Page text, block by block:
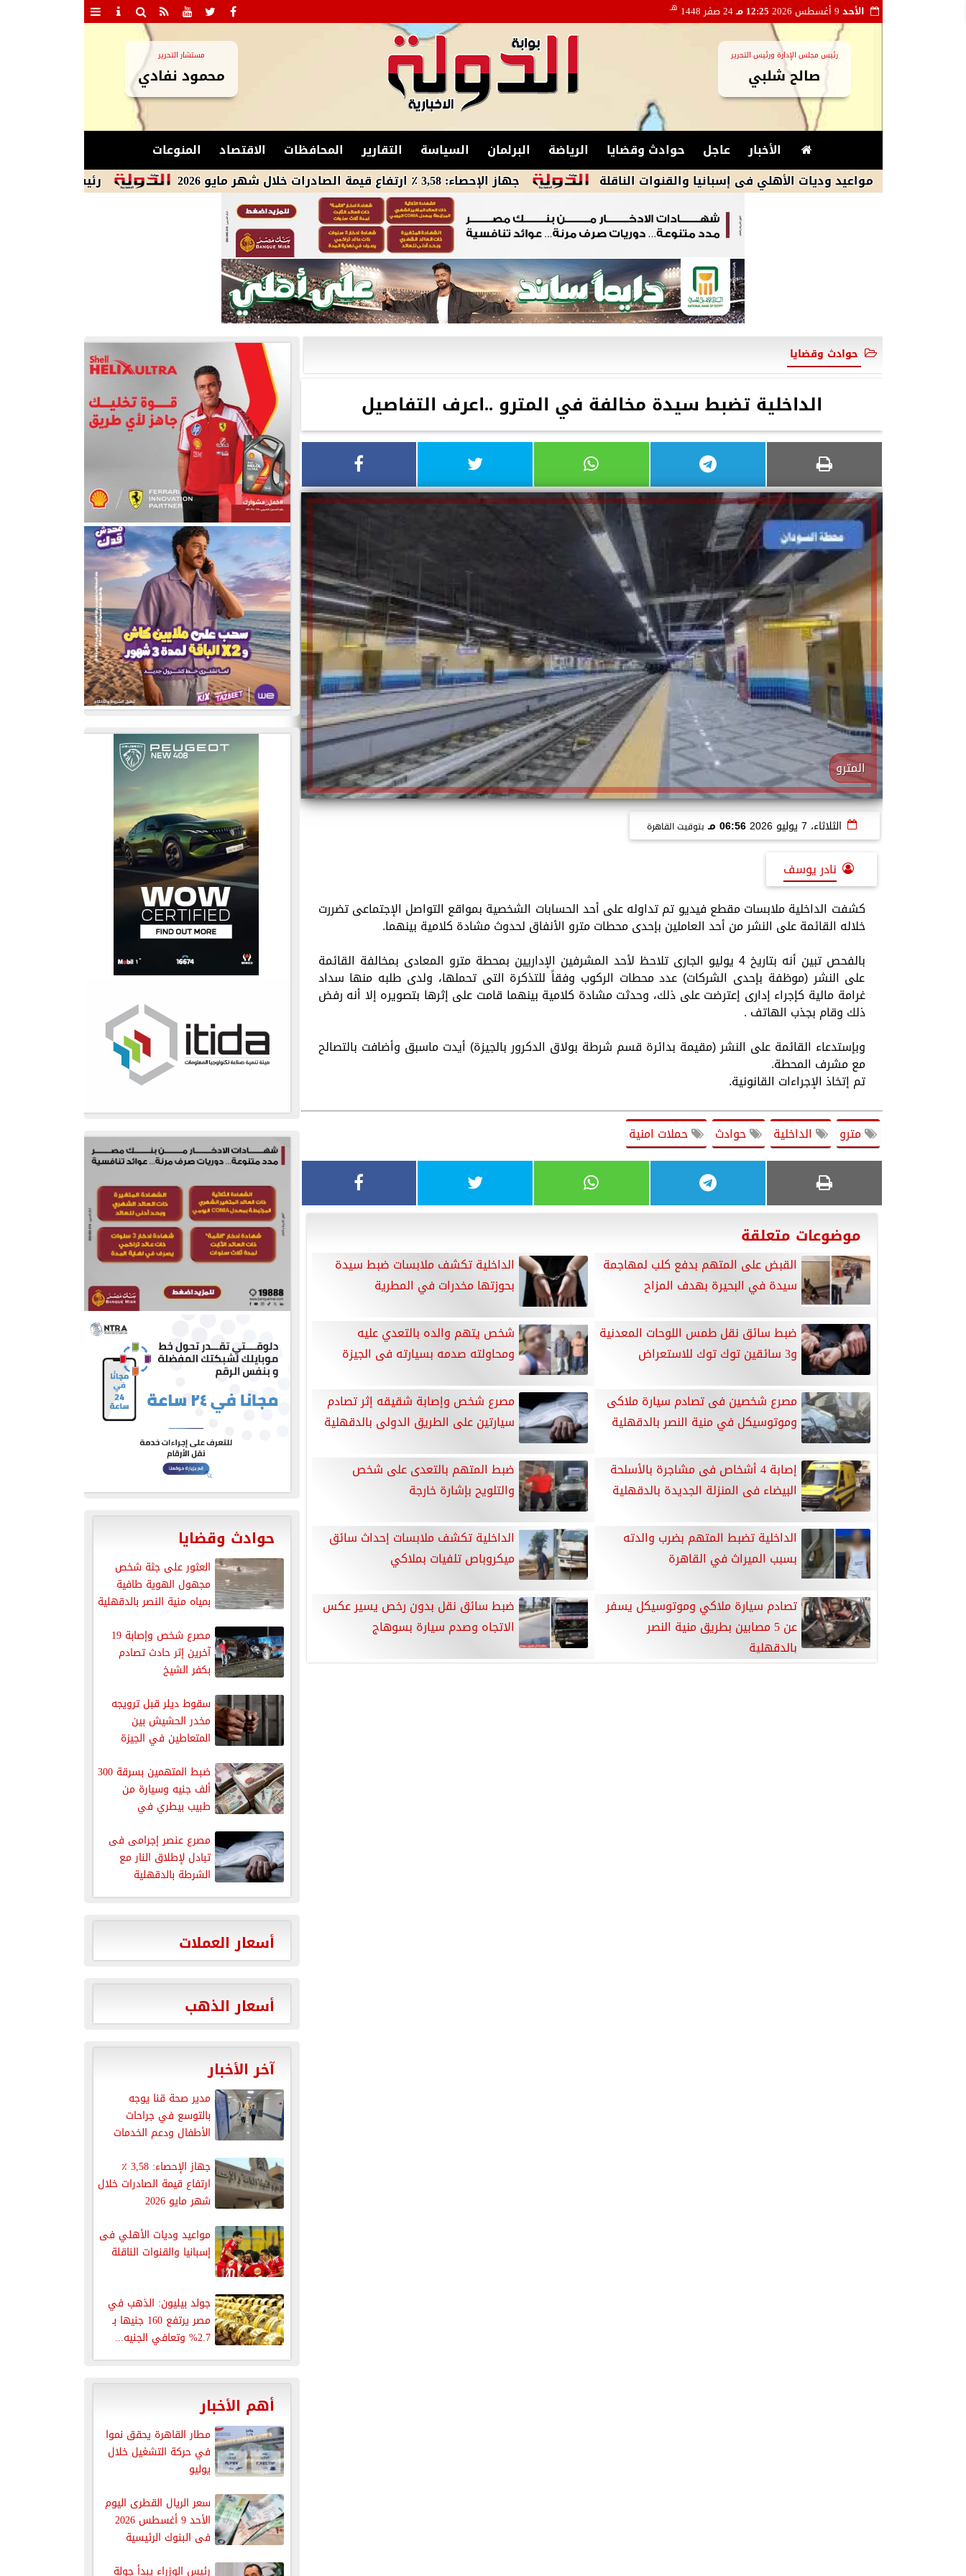
الأحد 12:25 مـ 24 صفر 1448 هـ
رئيس مجلس الإدارة ورئيس التحرير
صالح شلبي
مستشار التحرير
محمود نفادي
الأخبار عاجل حوادث وقضايا الرياضة البرلمان السياسة التقارير المحافظات الاقتصاد
المنوعات
رئيس الوزراء: مشروعات
جهاز الإحصاء: 3,58 ٪ ارتفاع قيمة الصادرات خلال شهر مايو 2026 مواعيد وديات الأهلي فى إسبانيا والقنوات الناقلة
حوادث وقضايا
الداخلية تضبط سيدة مخالفة في المترو ..اعرف التفاصيل
المترو
الثلاثاء، 7 يوليو 2026 06:56 مـ بتوقيت القاهرة
نادر يوسف
كشفت الداخلية ملابسات مقطع فيديو تم تداوله على أحد الحسابات الشخصية بمواقع التواصل الإجتماعى تضررت
خلاله القائمة على النشر من أحد العاملين بإحدى محطات مترو الأنفاق لحدوث مشادة كلامية بينهما.
بالفحص تبين أنه بتاريخ 4 يوليو الجارى تلاحظ لأحد المشرفين الإداريين بمحطة مترو المعادى بمخالفة القائمة
على النشر (موظفة بإحدى الشركات) عدد محطات الركوب وفقاً للتذكرة التى تحملها، ولدى طلبه منها سداد
غرامة مالية كإجراء إدارى إعترضت على ذلك، وحدثت مشادة كلامية بينهما قامت على إثرها بتصويره إلا أنه رفض
ذلك وقام بجذب الهاتف .
وبإستدعاء القائمة على النشر (مقيمة بدائرة قسم شرطة بولاق الدكرور بالجيزة) أيدت ماسبق وأضافت بالتصالح
مع مشرف المحطة.
تم إتخاذ الإجراءات القانونية.
مترو الداخلية حوادث حملات امنية
موضوعات متعلقة
القبض على المتهم بدفع كلب لمهاجمة
سيدة في البحيرة بهدف المزاح
الداخلية تكشف ملابسات ضبط سيدة
بحوزتها مخدرات في المطرية
ضبط سائق نقل طمس اللوحات المعدنية
و3 سائقين توك توك للاستعراض
شخص يتهم والده بالتعدي عليه
ومحاولته صدمه بسيارته فى الجيزة
مصرع شخصين فى تصادم سيارة ملاكى
وموتوسيكل في منية النصر بالدقهلية
مصرع شخص وإصابة شقيقه إثر تصادم
سيارتين على الطريق الدولى بالدقهلية
إصابة 4 أشخاص فى مشاجرة بالأسلحة
البيضاء فى المنزلة الجديدة بالدقهلية
ضبط المتهم بالتعدى على شخص
والتلويح بإشارة خارجة
الداخلية تضبط المتهم بضرب والدته
بسبب الميراث في القاهرة
الداخلية تكشف ملابسات إحداث سائق
ميكروباص تلفيات بملاكي
تصادم سيارة ملاكي وموتوسيكل يسفر
عن 5 مصابين بطريق منية النصر
بالدقهلية
ضبط سائق نقل بدون رخص يسير عكس
الاتجاه وصدم سيارة بسوهاج
حوادث وقضايا
العثور على جثة شخص
مجهول الهوية طافية
بمياه منية النصر بالدقهلية
مصرع شخص وإصابة 19
آخرين إثر حادث تصادم
بكفر الشيخ
سقوط ديلر قبل ترويجه
مخدر الحشيش بين
المتعاطين في الجيزة
ضبط المتهمين بسرقة 300
ألف جنيه وسيارة من
طبيب بيطري في
مصرع عنصر إجرامى فى
تبادل لإطلاق النار مع
الشرطة بالدقهلية
أسعار العملات
أسعار الذهب
آخر الأخبار
مدير صحة قنا يوجه
بالتوسع في جراحات
الأطفال ودعم الخدمات
جهاز الإحصاء: 3,58 ٪
ارتفاع قيمة الصادرات خلال
شهر مايو 2026
مواعيد وديات الأهلي فى
إسبانيا والقنوات الناقلة
جولد بيليون: الذهب في
مصر يرتفع 160 جنيها بـ
2.7% وتعافي الجنيه...
أهم الأخبار
مطار القاهرة يحقق نموا
في حركة التشغيل خلال
يوليو
سعر الريال القطرى اليوم
الأحد 9 أغسطس 2026
فى البنوك الرئيسية
رئيس الوزراء يبدأ جولة